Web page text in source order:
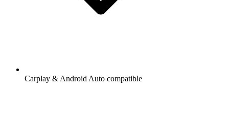
Carplay & Android Auto compatible